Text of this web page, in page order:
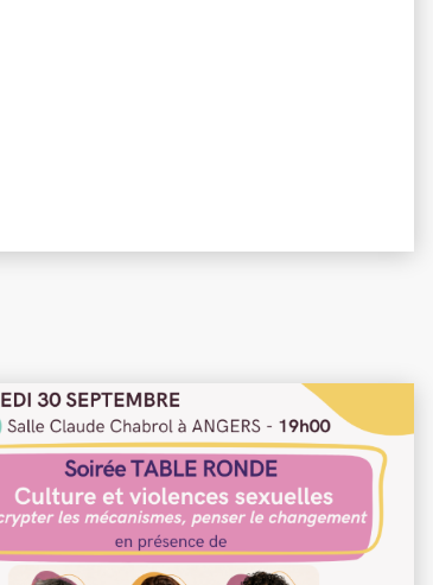
DE RECHERCHE DES
pas sûr
sur l'évènement 30 ans AAVAS